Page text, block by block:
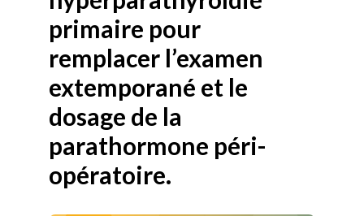
primaire pour
remplacer l’examen
extemporané et le
dosage de la
parathormone péri-
opératoire.